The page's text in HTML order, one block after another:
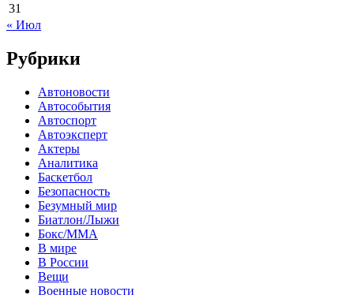
31
« Июл
Рубрики
Автоновости
Автособытия
Автоспорт
Автоэксперт
Актеры
Аналитика
Баскетбол
Безопасность
Безумный мир
Биатлон/Лыжи
Бокс/MMA
В мире
В России
Вещи
Военные новости